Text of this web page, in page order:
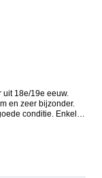
uit 18e/19e eeuw.
en zeer bijzonder.